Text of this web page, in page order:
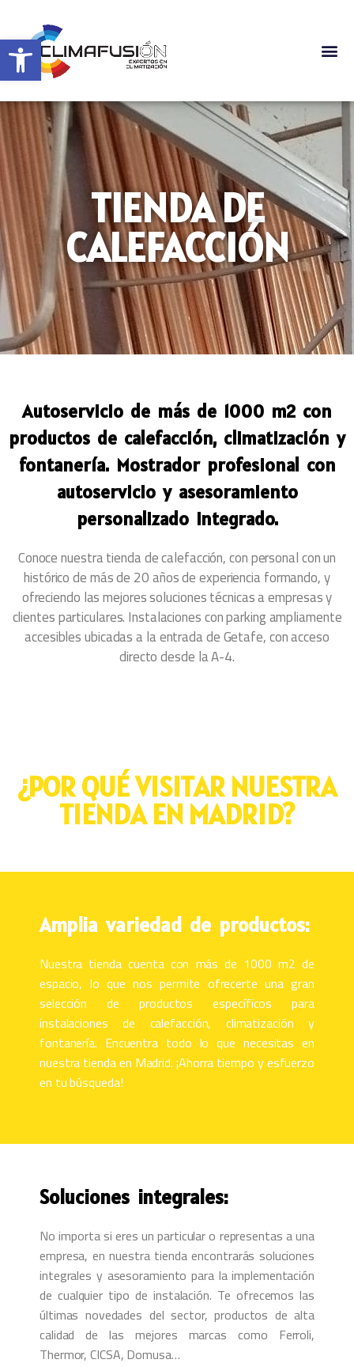
Abrir barra de herramientas
TIENDA DE
CALEFACCIÓN
Autoservicio de más de 1000 m2 con
productos de calefacción, climatización y
fontanería. Mostrador profesional con
autoservicio y asesoramiento
personalizado integrado.
Conoce nuestra tienda de calefacción, con personal con un
histórico de más de 20 años de experiencia formando, y
ofreciendo las mejores soluciones técnicas a empresas y
clientes particulares. Instalaciones con parking ampliamente
accesibles ubicadas a la entrada de Getafe, con acceso
directo desde la A-4.
¿POR QUÉ VISITAR NUESTRA
TIENDA EN MADRID?
Amplia variedad de productos:
Nuestra tienda cuenta con más de 1000 m2 de
espacio, lo que nos permite ofrecerte una gran
selección de productos específicos para
instalaciones de calefacción, climatización y
fontanería. Encuentra todo lo que necesitas en
nuestra tienda en Madrid. ¡Ahorra tiempo y esfuerzo
en tu búsqueda!
Soluciones integrales:
No importa si eres un particular o representas a una
empresa, en nuestra tienda encontrarás soluciones
integrales y asesoramiento para la implementación
de cualquier tipo de instalación. Te ofrecemos las
últimas novedades del sector, productos de alta
calidad de las mejores marcas como Ferroli,
Thermor, CICSA, Domusa…